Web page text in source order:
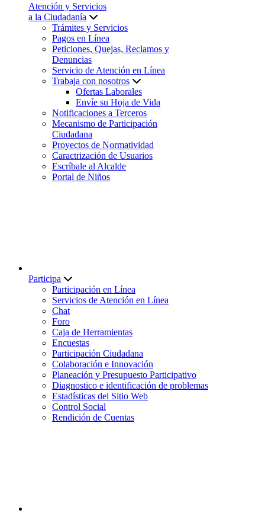
Atención y Servicios
a la Ciudadanía
Trámites y Servicios
Pagos en Línea
Peticiones, Quejas, Reclamos y
Denuncias
Servicio de Atención en Línea
Trabaja con nosotros
Ofertas Laborales
Envíe su Hoja de Vida
Notificaciones a Terceros
Mecanismo de Participación
Ciudadana
Proyectos de Normatividad
Caractrización de Usuarios
Escríbale al Alcalde
Portal de Niños
Participa
Participación en Línea
Servicios de Atención en Línea
Chat
Foro
Caja de Herramientas
Encuestas
Participación Ciudadana
Colaboración e Innovación
Planeación y Presupuesto Participativo
Diagnostico e identificación de problemas
Estadísticas del Sitio Web
Control Social
Rendición de Cuentas